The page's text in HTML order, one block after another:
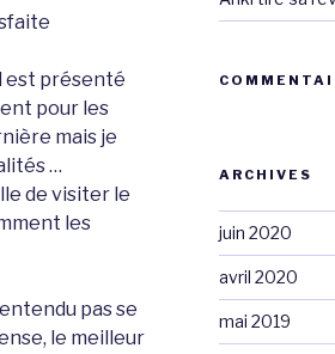
est présenté
pour les
mais je
…
de visiter le
les
pas se
le meilleur
ARCHIVES
juin 2020
avril 2020
mai 2019